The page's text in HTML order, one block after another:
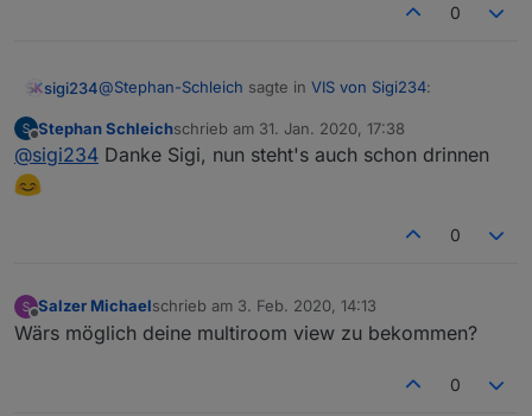
0
sigi234@Stephan-Schleich sagte in VIS von Sigi234:
@sigi234sagte inVIS von Sigi234:
Fritzbox Call View, und deiner
Navigationsleiste Links am Rand welche
ich hin und wieder auf paar anderen
Offline
Stephan Schleichschrieb am 31. Jan. 2020, 17:38
zuletzt editiert von
@sigi234 Danke Sigi, nun steht's auch schon drinnen
0
Offline
Salzer Michaelschrieb am 3. Feb. 2020, 14:13
zuletzt editiert von
Wärs möglich deine multiroom view zu bekommen?
0